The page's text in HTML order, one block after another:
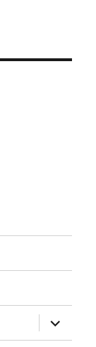
anzeigen